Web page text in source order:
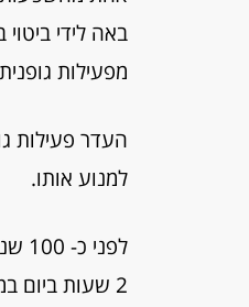
באה לידי
מפעילות
העדר פעילות
למנוע אותו.
2 שעות ביום בממוצע.